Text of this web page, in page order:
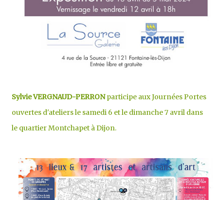
Sylvie VERGNAUD-PERRONparticipe aux Journées Portes
ouvertes d'ateliers le samedi 6 et le dimanche 7 avril dans
le quartier Montchapet à Dijon.